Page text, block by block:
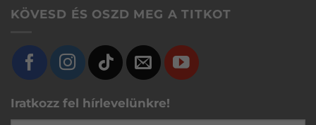
KÖVESD ÉS OSZD MEG A TITKOT
Iratkozz fel hírlevelünkre!